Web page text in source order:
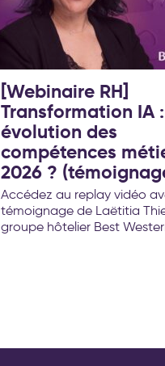
[Webinaire RH]
Transformation IA
évolution des
compétences
2026 ?
Accédez au replay vidéo
témoignage de Laëtitia
groupe hôtelier Best